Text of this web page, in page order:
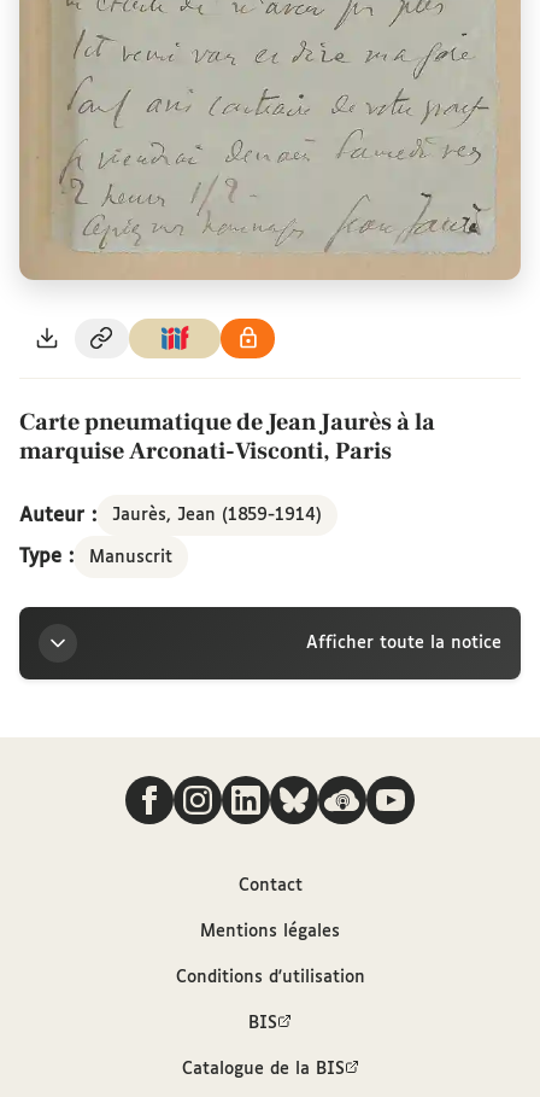
Carte pneumatique de Jean Jaurès à la
marquise Arconati-Visconti, Paris
Auteur : Jaurès, Jean (1859-1914)
Type : Manuscrit
Afficher toute la notice
Titre
Carte pneumatique de Jean Jaurès à la marquise
Arconati-Visconti, Paris
Nous suivre
Contact
Mentions légales
Conditions d'utilisation
BIS
Catalogue de la BIS